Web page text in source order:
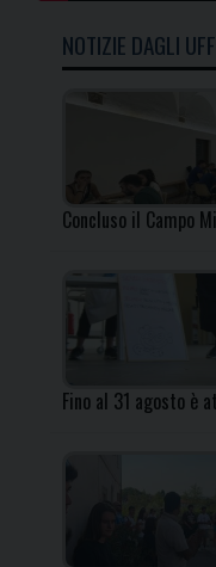
NOTIZIE DAGLI
Concluso il Campo
Fino al 31 agosto è